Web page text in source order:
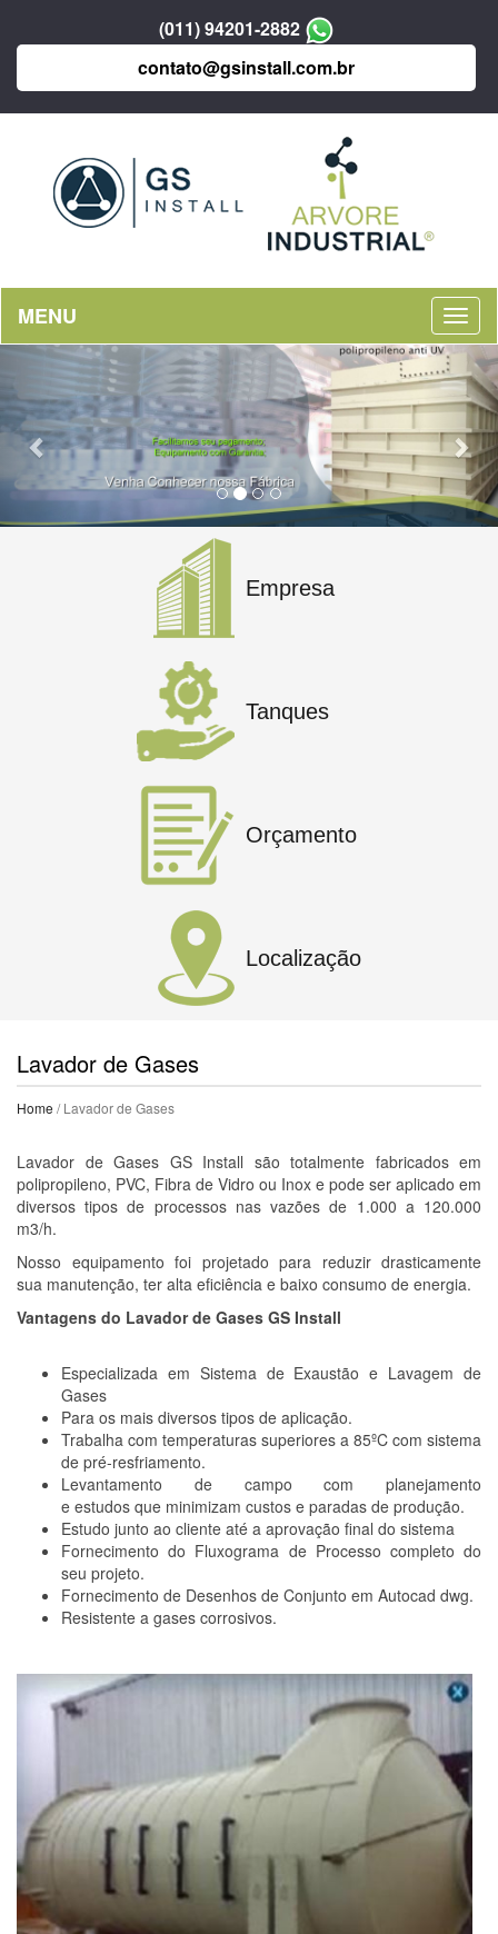
(011) 94201-2882
contato@gsinstall.com.br
MENU
Previous
Empresa
Tanques
Orçamento
Localização
Lavador de Gases
Home / Lavador de Gases
Lavador de Gases GS Install são totalmente fabricados em
polipropileno, PVC, Fibra de Vidro ou Inox e pode ser aplicado em
diversos tipos de processos nas vazões de 1.000 a 120.000
m3/h.
Nosso equipamento foi projetado para reduzir drasticamente
sua manutenção, ter alta eficiência e baixo consumo de energia.
Vantagens do Lavador de Gases GS Install
Especializada em Sistema de Exaustão e Lavagem de
Gases
Para os mais diversos tipos de aplicação.
Trabalha com temperaturas superiores a 85ºC com sistema
de pré-resfriamento.
Levantamento de campo com planejamento
e estudos que minimizam custos e paradas de produção.
Estudo junto ao cliente até a aprovação final do sistema
Fornecimento do Fluxograma de Processo completo do
seu projeto.
Fornecimento de Desenhos de Conjunto em Autocad dwg.
Resistente a gases corrosivos.